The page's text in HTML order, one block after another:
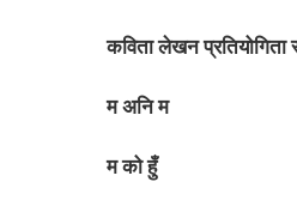
कविता लेखन प्रतियोगिता
म अनि म
म को हुँ